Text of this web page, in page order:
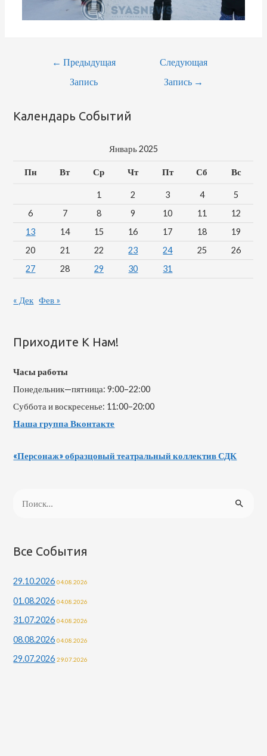
Навигация
← Предыдущая
Запись
Следующая
Запись →
Календарь Событий
Январь 2025
Пн Вт Ср Чт Пт Сб Вс
1 2 3 4
5
6
7 8 9 10 11
12
13
14 15 16 17 18
19
20
21 22 23 24 25
26
27
28 29 30 31
« Дек Фев »
Приходите К Нам!
Часы работы
Понедельник—пятница: 9:00–22:00
Суббота и воскресенье: 11:00–20:00
Наша группа Вконтакте
«Персонаж» образцовый театральный коллектив СДК
т
:
Все События
29.10.2026 04.08.2026
01.08.2026 04.08.2026
31.07.2026 04.08.2026
08.08.2026 04.08.2026
29.07.2026 29.07.2026